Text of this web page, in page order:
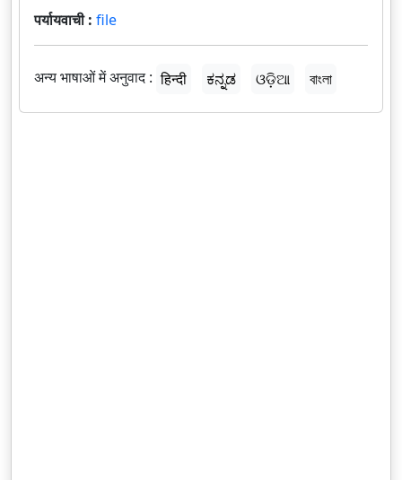
पर्यायवाची : file
अन्य भाषाओं में अनुवाद : हिन्दी ಕನ್ನಡ ଓଡ଼ିଆ বাংলা